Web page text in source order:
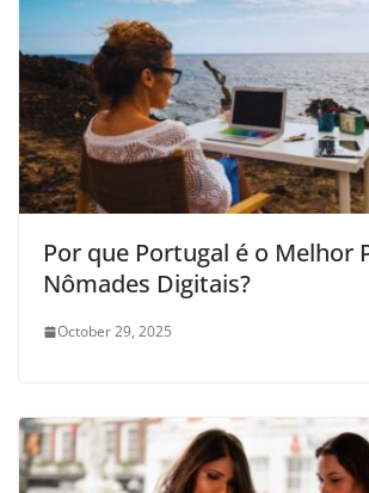
Por que Portugal é o Melhor
Nômades Digitais?
October 29, 2025